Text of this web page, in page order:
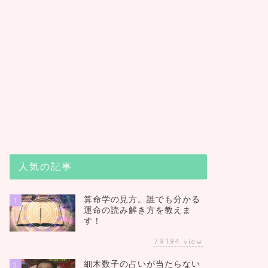
人気の記事
1
算命学の見方。誰でも分かる
運命の読み解き方を教えま
す！
79194 view
2 細木数子の占いが当たらない